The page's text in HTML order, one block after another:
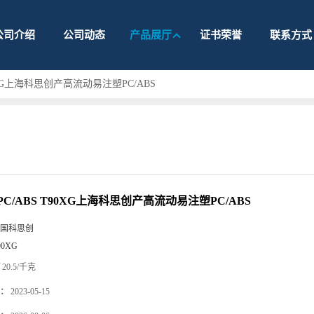
司介绍 公司动态 产品展厅 证书荣誉 联系方式
上海科思创产高流动易注塑PC/ABS
ABS T90XG上海科思创产高流动易注塑PC/ABS
科思创
千克
2023-05-15